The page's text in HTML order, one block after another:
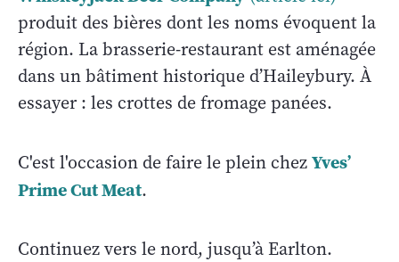
produit des bières dont les noms évoquent la
région. La brasserie-restaurant est aménagée
dans un bâtiment historique d’Haileybury. À
essayer : les crottes de fromage panées.
C'est l'occasion de faire le plein chezYves’
Prime Cut Meat.
Continuez vers le nord, jusqu’à Earlton.